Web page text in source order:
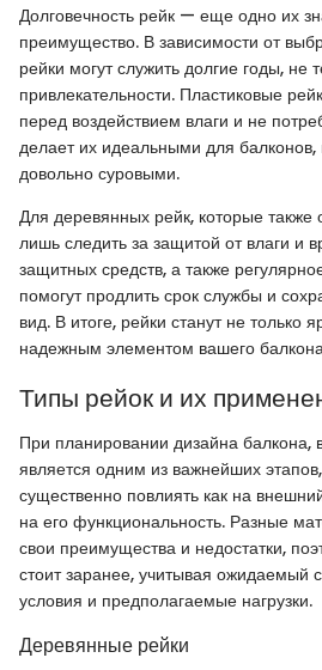
Долговечность рейк — еще одно их
преимущество. В зависимости от
рейки могут служить долгие годы, не
привлекательности. Пластиковые
перед воздействием влаги и не
делает их идеальными для балконов,
довольно суровыми.
Для деревянных рейк, которые
лишь следить за защитой от влаги и
защитных средств, а также
помогут продлить срок службы и
вид. В итоге, рейки станут не только
надежным элементом вашего
Типы рейок и их
При планировании дизайна балкона,
является одним из важнейших
существенно повлиять как на
на его функциональность. Разные
свои преимущества и недостатки,
стоит заранее, учитывая ожидаемый
условия и предполагаемые нагрузки.
Деревянные рейки